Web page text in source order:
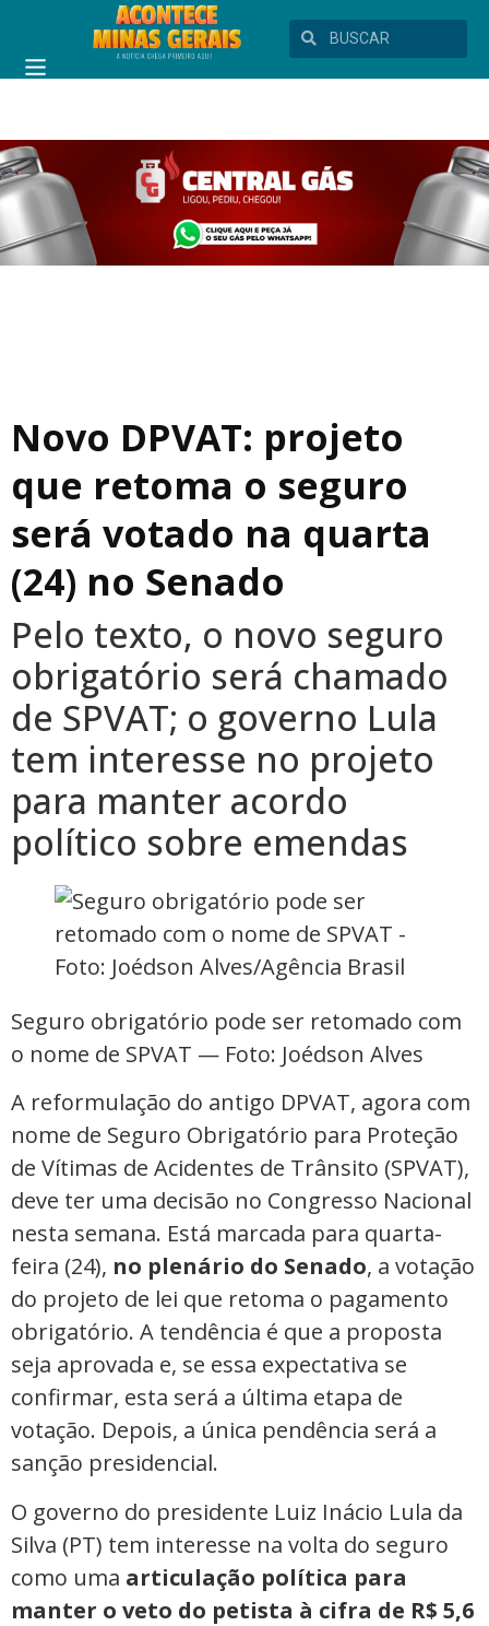
Novo DPVAT: projeto
que retoma o seguro
será votado na quarta
(24) no Senado
Pelo texto, o novo seguro
obrigatório será chamado
de SPVAT; o governo Lula
tem interesse no projeto
para manter acordo
político sobre emendas
Seguro obrigatório pode ser retomado com
o nome de SPVAT — Foto: Joédson Alves
A reformulação do antigo DPVAT, agora com
nome de Seguro Obrigatório para Proteção
de Vítimas de Acidentes de Trânsito (SPVAT),
deve ter uma decisão no Congresso Nacional
nesta semana. Está marcada para quarta-
feira (24), no plenário do Senado, a votação
do projeto de lei que retoma o pagamento
obrigatório. A tendência é que a proposta
seja aprovada e, se essa expectativa se
confirmar, esta será a última etapa de
votação. Depois, a única pendência será a
sanção presidencial.
O governo do presidente Luiz Inácio Lula da
Silva (PT) tem interesse na volta do seguro
como uma articulação política para
manter o veto do petista à cifra de R$ 5,6